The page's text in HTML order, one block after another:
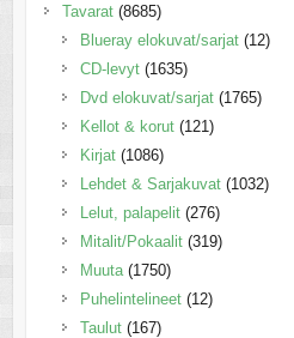
Tavarat (8685)
Blueray elokuvat/sarjat (12)
CD-levyt (1635)
Dvd elokuvat/sarjat (1765)
Kellot & korut (121)
Kirjat (1086)
Lehdet & Sarjakuvat (1032)
Lelut, palapelit (276)
Mitalit/Pokaalit (319)
Muuta (1750)
Puhelintelineet (12)
Taulut (167)